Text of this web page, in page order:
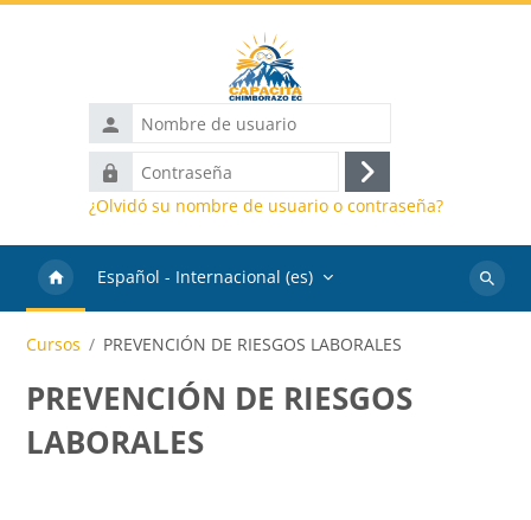
Nombre
de
usuario
Contraseña
Acceder
¿Olvidó su nombre de usuario o contraseña?
Español - Internacional ‎(es)‎
Buscar
Cursos PREVENCIÓN DE RIESGOS LABORALES
PREVENCIÓN DE RIESGOS
LABORALES